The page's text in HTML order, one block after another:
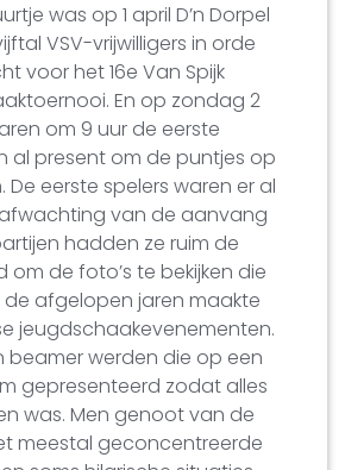
was op 1 april D’n Dorpel
VSV-vrijwilligers in orde
voor het 16e Van Spijk
En op zondag 2
om 9 uur de eerste
al present om de puntjes op
De eerste spelers waren er al
van de aanvang
hadden ze ruim de
om de foto’s te bekijken die
de afgelopen jaren maakte
jeugdschaakevenementen.
beamer werden die op een
gepresenteerd zodat alles
was. Men genoot van de
meestal geconcentreerde